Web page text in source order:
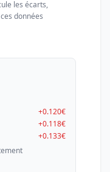
les écarts,
données
+0.120€
+0.118€
+0.133€